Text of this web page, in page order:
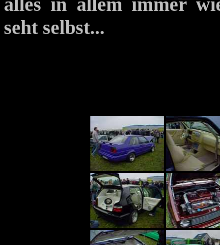
seht selbst...